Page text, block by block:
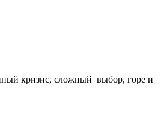
кризис, сложный выбор, горе и